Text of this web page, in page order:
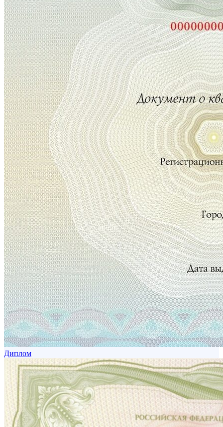
Диплом